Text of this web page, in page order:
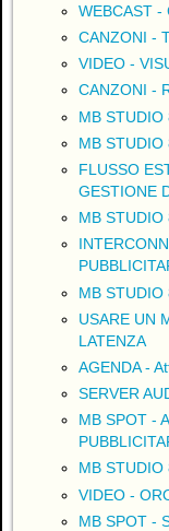
WEBCAST -
CANZONI -
VIDEO -
CANZONI -
MB STUDIO
MB STUDIO
FLUSSO
GESTIONE
MB STUDIO
MB STUDIO
USARE UN
LATENZA
AGENDA -
SERVER
MB SPOT -
MB STUDIO
VIDEO -
MB SPOT -